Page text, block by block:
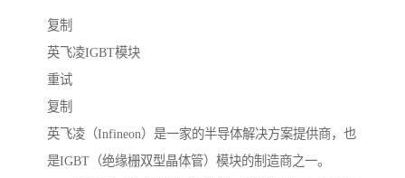
复制
英飞凌IGBT模块
重试
复制
英飞凌（Infineon）是一家的半导体解决方案提供商，也
是IGBT（绝缘栅双型晶体管）模块的制造商之一。